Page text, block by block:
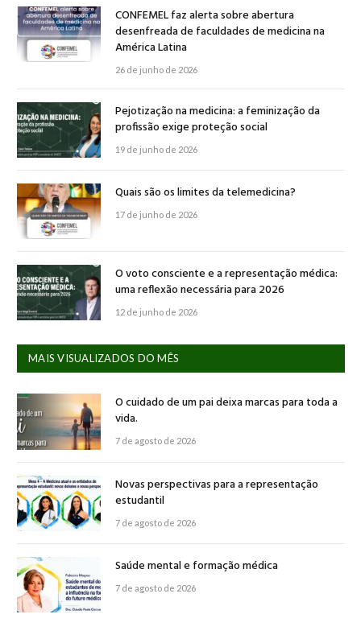
CONFEMEL faz alerta sobre abertura
desenfreada de faculdades de medicina na
América Latina
26 de junho de 2026
Pejotização na medicina: a feminização da
profissão exige proteção social
19 de junho de 2026
Quais são os limites da telemedicina?
17 de junho de 2026
O voto consciente e a representação médica:
uma reflexão necessária para 2026
12 de junho de 2026
MAIS VISUALIZADOS DO MÊS
O cuidado de um pai deixa marcas para toda a
vida.
7 de agosto de 2026
Novas perspectivas para a representação
estudantil
7 de agosto de 2026
Saúde mental e formação médica
7 de agosto de 2026